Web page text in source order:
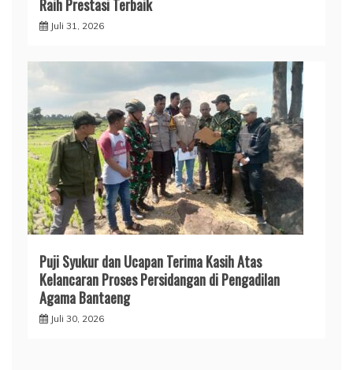
Raih Prestasi Terbaik
Juli 31, 2026
Puji Syukur dan Ucapan Terima Kasih Atas
Kelancaran Proses Persidangan di Pengadilan
Agama Bantaeng
Juli 30, 2026